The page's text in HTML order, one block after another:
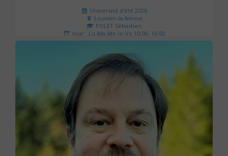
Université d'été 2026
Louvain-la-Neuve
POLET Sébastien
Jour : Lu-Ma-Me-Je-Ve 10:00- 16:00
Nombre de séances : 2